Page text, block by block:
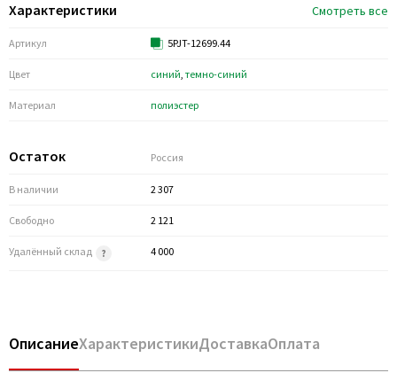
Характеристики Смотреть все
Артикул 5PJT-12699.44
Цвет синий, темно-синий
Материал полиэстер
Остаток Россия
В наличии 2 307
Свободно 2 121
Удалённый склад 4 000
ОписаниеХарактеристикиДоставкаОплата